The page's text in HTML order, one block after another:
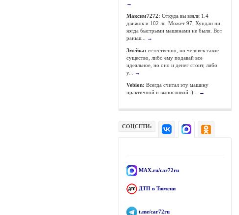
→
Максим7272: Откуда вы взяли 1.4
движок и 102 лс. Может 97. Хундаи ни
когда быстрыми машинами не были. Вот
раньш...
→
Змейка: естественно, но человек такое
существо, либо ему подавай все
идеальное, но оно и денег стоит, либо
у...
→
Vebion: Всегда считал эту машину
практичной и выносливой :)...
→
СОЦСЕТИ:
MAX.ru/car72ru
ДТП в Тюмени
t.me/car72ru